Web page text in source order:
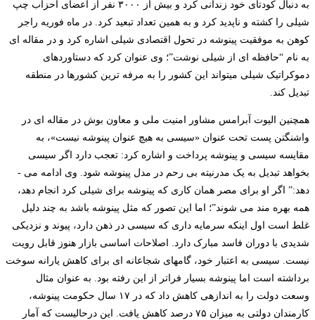
به دنبال کودتای خود زندانی کرد و بیش از ۳۰۰۰ نفر از اعضای احزاب چپ
شیلی را کشته و ناپدید کرد و به همین تعداد تبعید کرد. در ماه فوریه راجر
کوهن به موفقیت پینوشه در تحول اقتصادی شیلی اشاره کرد و در مقاله ای
به نام “حافظه­ ای از شیلی نوشت”؛ وی عنوان کرد که دستاوردهای
دموکراتیک شیلی می­تواند این کشور را به مرفه ­ترین کشورها در منطقه
تبدیل کند.
همچنین الیوت آبرامس مشاور امنیت ملی و معاون بوش در مقاله­ ای در
واشنگتن پست تحت عنوان «سیسی به هیچ عنوان پینوشه نیست»، به
مقایسه سیسی و پینوشه پرداخت و اشاره کرد: تعجب دارد اگر سیسی
بخواهد تبدیل به یک مدرنیته بی رحم در مدل پینوشه شود. وی ادامه می ­
دهد:” اگر او برای مصر همان کاری که پینوشه برای شیلی کرد انجام دهد،
همه بهره مند می شوند”؛ اما این تصور که مثل پینوشه باشد به چند دلیل
غلط است اول این­که سرمایه­ داری که سیسی در ذهن دارد، پیوند و نزدیکی
شدیدی با دوران فاسد مبارک دارد. اصلاحات اساسی بازار هنوز قابل رویت
نیست. سیسی به اعتبار خود، گام­های شجاعانه ­ای برای کاهش یارانه سوخت
برداشته است اما پینوشه بسیار فراتر از این رفته بود. به عنوان مثال
وسعت دولت را به اندازه­ی کاهش داد که در ۱۷ سال حکومت پینوشه،
کارمندان دولتی به میزان ۷۵ درصد کاهش یافت. این درحالیست که آمار